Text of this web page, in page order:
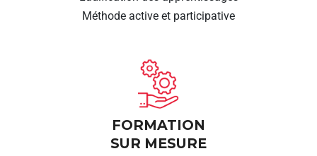
Méthode active et participative
FORMATION
SUR MESURE